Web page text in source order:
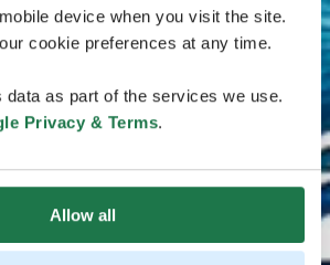
device when you visit the site.
cookie preferences at any time.
data as part of the services we use.
Privacy & Terms.
Allow all